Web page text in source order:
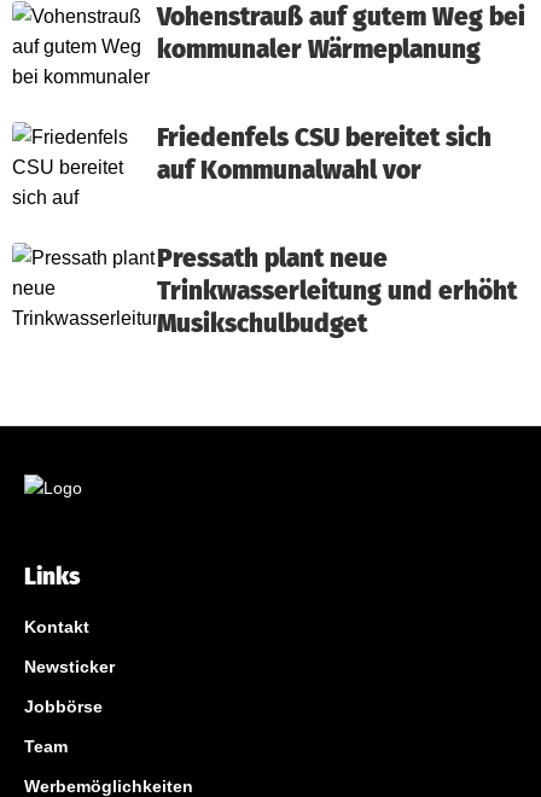
Vohenstrauß auf gutem Weg bei
kommunaler Wärmeplanung
Friedenfels CSU bereitet sich
auf Kommunalwahl vor
Pressath plant neue
Trinkwasserleitung und erhöht
Musikschulbudget
Links
Kontakt
Newsticker
Jobbörse
Team
Werbemöglichkeiten